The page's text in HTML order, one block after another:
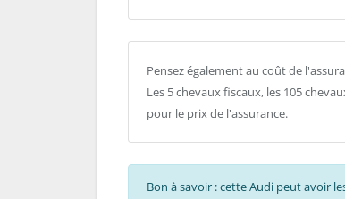
Pensez également au coût de
Les 5 chevaux fiscaux, les 105
pour le prix de l'assurance.
Bon à savoir : cette Audi peut avoir